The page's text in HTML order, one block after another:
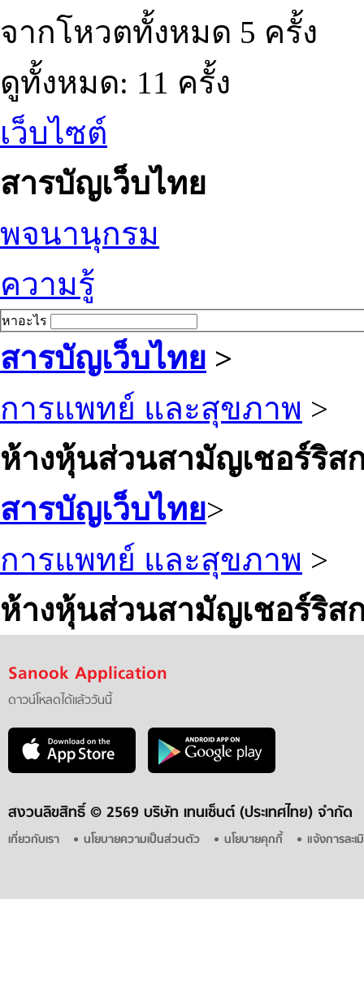
จากโหวตทั้งหมด 5 ครั้ง
ดูทั้งหมด: 11 ครั้ง
เว็บไซต์
สารบัญเว็บไทย
พจนานุกรม
ความรู้
หาอะไร
สารบัญเว็บไทย >
การแพทย์ และสุขภาพ >
ห้างหุ้นส่วนสามัญเชอร์ริส
สารบัญเว็บไทย>
การแพทย์ และสุขภาพ >
ห้างหุ้นส่วนสามัญเชอร์ริส
Sanook Application
ดาวน์โหลดได้แล้ววันนี้
สงวนลิขสิทธิ์ © 2569 บริษัท เทนเซ็นต์ (ประเทศไทย) จำกัด
เกี่ยวกับเรา นโยบายความเป็นส่วนตัว นโยบายคุกกี้ แจ้งการละ